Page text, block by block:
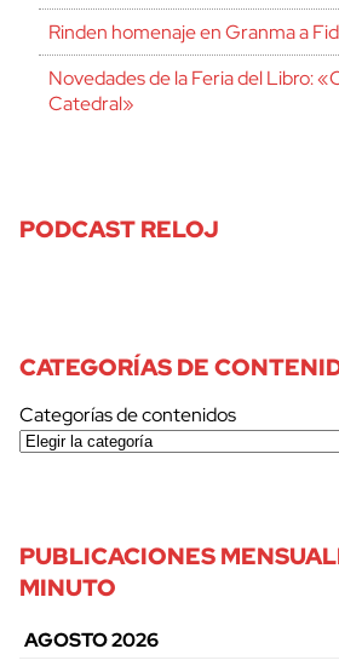
Rinden homenaje en Granma a
Novedades de la Feria del Libro:
Catedral»
PODCAST RELOJ
CATEGORÍAS DE
Categorías de contenidos
PUBLICACIONES
MINUTO
AGOSTO 2026